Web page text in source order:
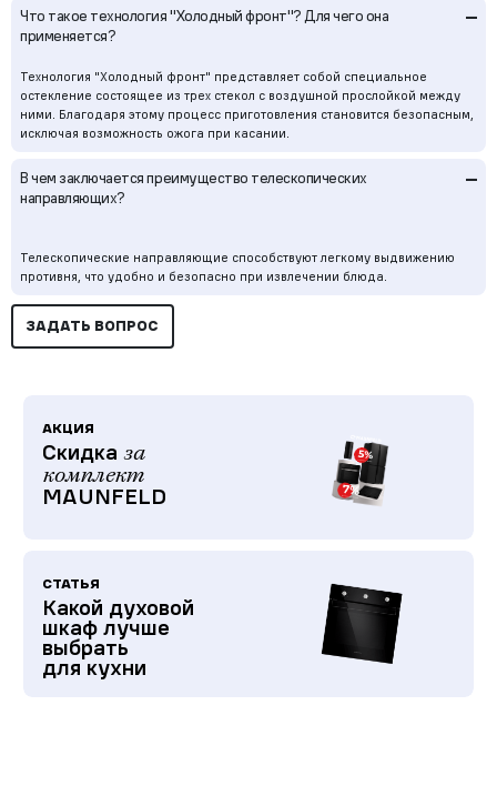
Что такое технология "Холодный фронт"? Для чего она
применяется?
–
Технология "Холодный фронт" представляет собой специальное
остекление состоящее из трех стекол с воздушной прослойкой между
ними. Благодаря этому процесс приготовления становится безопасным,
исключая возможность ожога при касании.
В чем заключается преимущество телескопических
направляющих?
–
Телескопические направляющие способствуют легкому выдвижению
противня, что удобно и безопасно при извлечении блюда.
ЗАДАТЬ ВОПРОС
АКЦИЯ
Скидка за
комплект
MAUNFELD
СТАТЬЯ
Какой духовой
шкаф лучше
выбрать
для кухни